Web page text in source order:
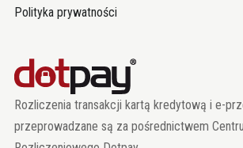
Polityka prywatności
Rozliczenia transakcji kartą kredytową i e-
przeprowadzane są za pośrednictwem